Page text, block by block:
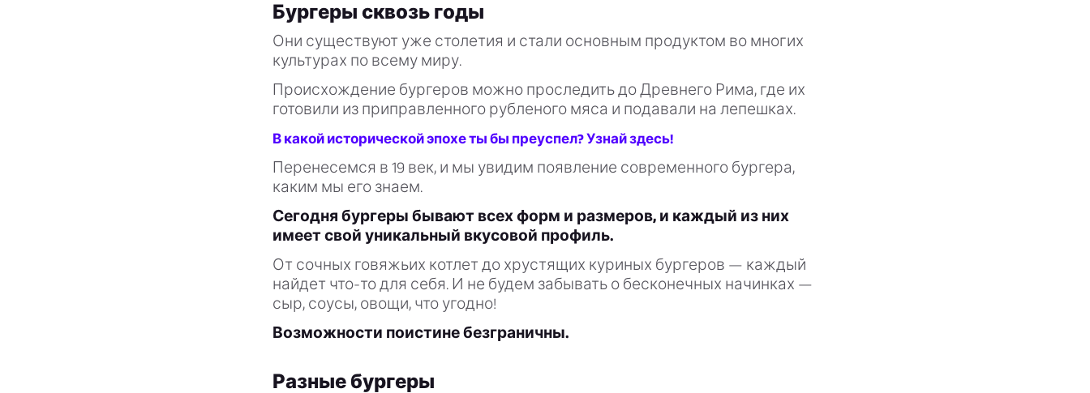
Бургеры сквозь годы
Они существуют уже столетия и стали основным продуктом во многих
культурах по всему миру.
Происхождение бургеров можно проследить до Древнего Рима, где их
готовили из приправленного рубленого мяса и подавали на лепешках.
В какой исторической эпохе ты бы преуспел? Узнай здесь!
Перенесемся в 19 век, и мы увидим появление современного бургера,
каким мы его знаем.
Сегодня бургеры бывают всех форм и размеров, и каждый из них
имеет свой уникальный вкусовой профиль.
От сочных говяжьих котлет до хрустящих куриных бургеров — каждый
найдет что-то для себя. И не будем забывать о бесконечных начинках —
сыр, соусы, овощи, что угодно!
Возможности поистине безграничны.
Разные бургеры